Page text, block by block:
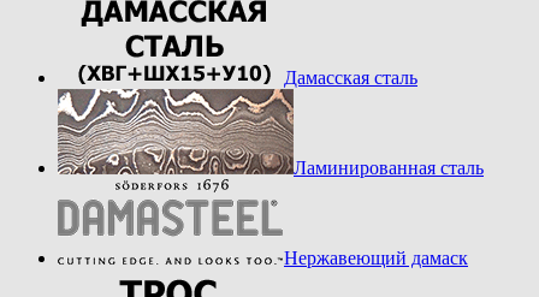
Дамасская сталь
Ламинированная сталь
Нержавеющий дамаск